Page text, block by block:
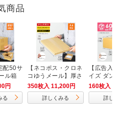
商品
配50サ
ル箱
円
る
【ネコポス・クロネ
コゆうメール】厚さ
2cm・ヤッコ型ケー
ス（A4サイズ）
350枚入 11,200円
詳しくみる
【広告入
イズ ダン
（クロネ
6）
160枚入
詳し